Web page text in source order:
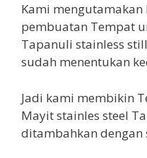
Kami
pembuatan Tempat
Tapanuli stainless
sudah menentukan
Jadi kami membikin
Mayit stainles steel
ditambahkan dengan